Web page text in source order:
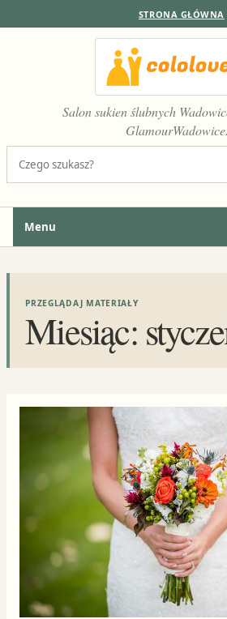
STRONA GŁÓWNA
Salon sukien ślubnych
Menu
PRZEGLĄDAJ MATERIAŁY
Miesiąc: